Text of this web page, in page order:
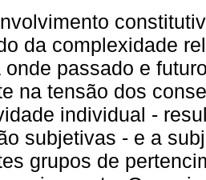
da complexidade
onde passado e
na tensão dos
individual -
subjetivas - e a
grupos de